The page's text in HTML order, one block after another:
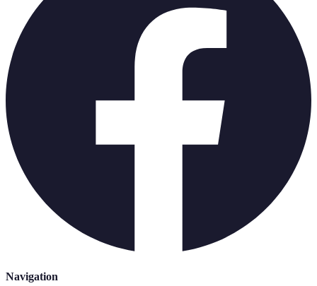
Navigation